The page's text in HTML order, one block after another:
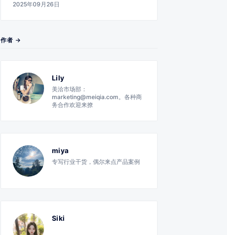
2025年09月26日
作者 →
Lily
美洽市场部：
marketing@meiqia.com。各种商
务合作欢迎来撩
miya
专写行业干货，偶尔来点产品案例
Siki